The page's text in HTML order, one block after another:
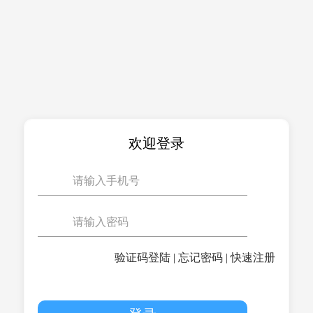
欢迎登录
验证码登陆 | 忘记密码 |快速注册